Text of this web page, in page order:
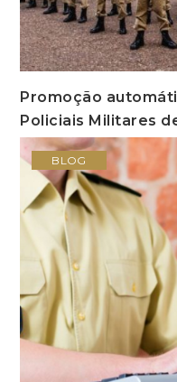
Promoção
Policiais Militares
BLOG